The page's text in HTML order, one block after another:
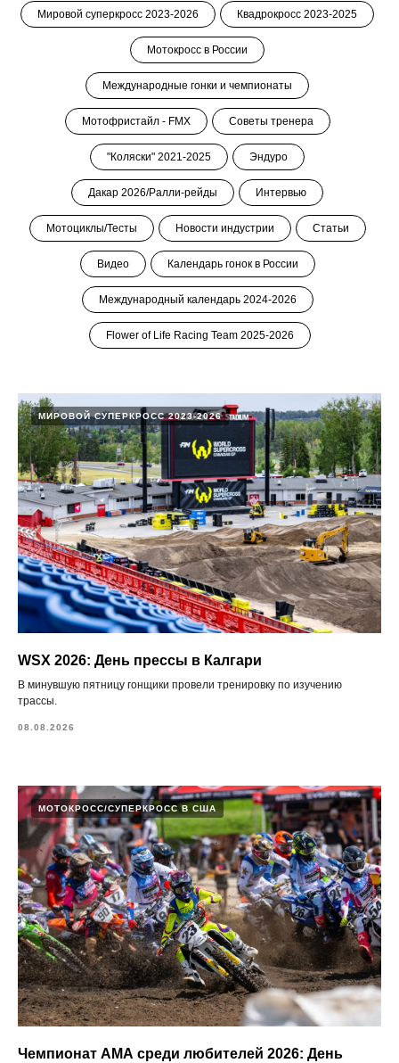
Мировой суперкросс 2023-2026 Квадрокросс 2023-2025
Мотокросс в России
Международные гонки и чемпионаты
Мотофристайл - FMX Советы тренера
"Коляски" 2021-2025 Эндуро
Дакар 2026/Ралли-рейды Интервью
Мотоциклы/Тесты Новости индустрии Статьи
Видео Календарь гонок в России
Международный календарь 2024-2026
Flower of Life Racing Team 2025-2026
МИРОВОЙ СУПЕРКРОСС 2023-2026
WSX 2026: День прессы в Калгари
В минувшую пятницу гонщики провели тренировку по изучению
трассы.
08.08.2026
МОТОКРОСС/СУПЕРКРОСС В США
Чемпионат АМА среди любителей 2026: День